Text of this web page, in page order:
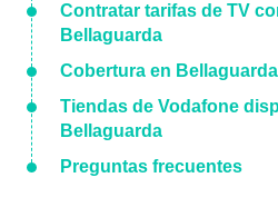
Contratar tarifas de TV
Bellaguarda
Cobertura en
Tiendas de Vodafone
Bellaguarda
Preguntas frecuentes